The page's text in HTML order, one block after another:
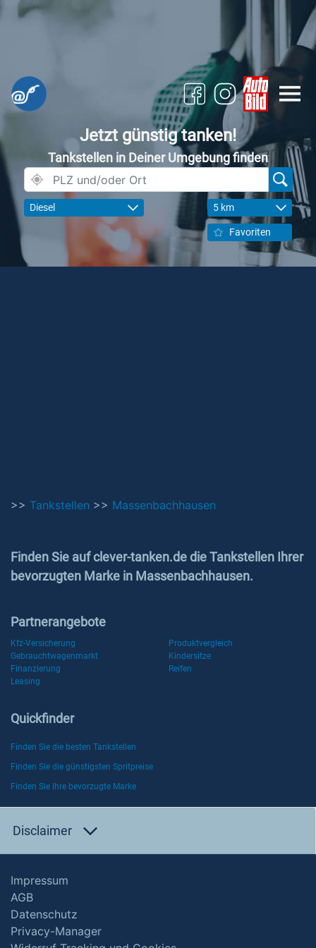
Jetzt günstig tanken!
Tankstellen in Deiner Umgebung finden
Diesel 5 km
Favoriten
>> Tankstellen >> Massenbachhausen
Finden Sie auf clever-tanken.de die Tankstellen Ihrer
bevorzugten Marke in Massenbachhausen.
Partnerangebote
Kfz-Versicherung
Produktvergleich
Gebrauchtwagenmarkt
Kindersitze
Finanzierung
Reifen
Leasing
Quickfinder
Finden Sie die besten Tankstellen
Finden Sie die günstigsten Spritpreise
Finden Sie Ihre bevorzugte Marke
Disclaimer
Impressum
AGB
Datenschutz
Privacy-Manager